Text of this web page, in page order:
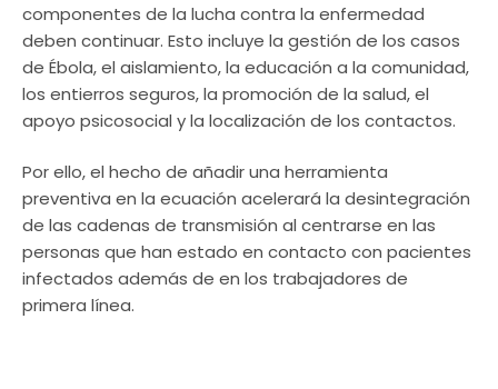
componentes de la lucha contra la enfermedad
deben continuar. Esto incluye la gestión de los casos
de Ébola, el aislamiento, la educación a la comunidad,
los entierros seguros, la promoción de la salud, el
apoyo psicosocial y la localización de los contactos.
Por ello, el hecho de añadir una herramienta
preventiva en la ecuación acelerará la desintegración
de las cadenas de transmisión al centrarse en las
personas que han estado en contacto con pacientes
infectados además de en los trabajadores de
primera línea.